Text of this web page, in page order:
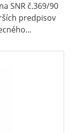
SNR č.369/90
predpisov